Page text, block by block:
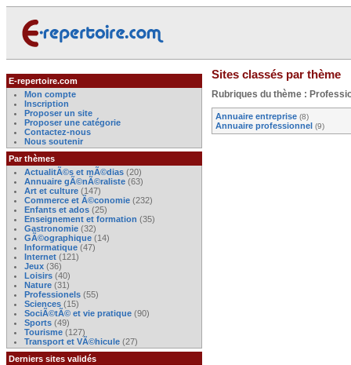
E-repertoire.com
Mon compte
Inscription
Proposer un site
Proposer une catégorie
Contactez-nous
Nous soutenir
Par thèmes
ActualitÃ©s et mÃ©dias (20)
Annuaire gÃ©nÃ©raliste (63)
Art et culture (147)
Commerce et Ã©conomie (232)
Enfants et ados (25)
Enseignement et formation (35)
Gastronomie (32)
GÃ©ographique (14)
Informatique (47)
Internet (121)
Jeux (36)
Loisirs (40)
Nature (31)
Professionels (55)
Sciences (15)
SociÃ©tÃ© et vie pratique (90)
Sports (49)
Tourisme (127)
Transport et VÃ©hicule (27)
Derniers sites validés
Sites classés par thème
Rubriques du thème :
Annuaire entreprise (8)
Annuaire professionnel (9)